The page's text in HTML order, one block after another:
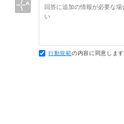
行動規範の内容に同意します